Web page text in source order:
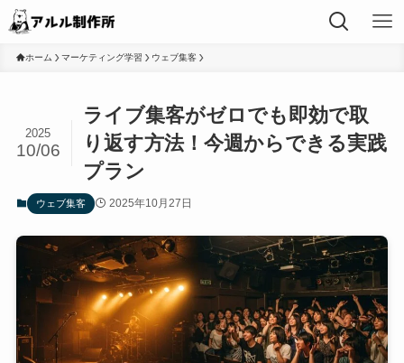
ホーム マーケティング学習 ウェブ集客
ライブ集客がゼロでも即効で取
り返す方法！今週からできる実践
プラン
2025
10/06
ウェブ集客 2025年10月27日